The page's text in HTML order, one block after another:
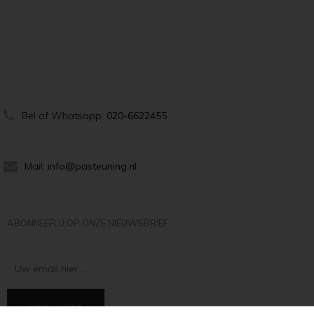
Bel of Whatsapp: 020-6622455
Mail: info@pasteuning.nl
ABONNEER U OP ONZE NIEUWSBRIEF
Uw email hier ...
ABONNEER